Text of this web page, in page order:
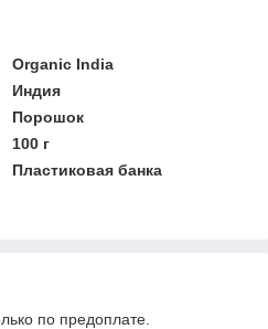
Organic India
Индия
Порошок
100 г
Пластиковая банка
по предоплате.